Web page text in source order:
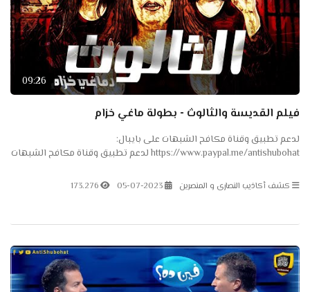
09:26
فيلم القديسة والثالوث - بطولة ماغي خزام
لدعم تطبيق وقناة مكافح الشبهات على بايبال:
https://www.paypal.me/antishubohat لدعم تطبيق وقناة مكافح الشبهات
فودافون...
كشف أكاذيب النصارى و المنصرين 05-07-2023
173.276